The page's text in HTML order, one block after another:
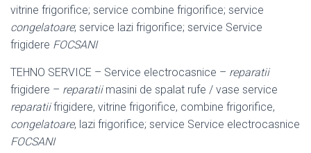
vitrine frigorifice; service combine frigorifice; service
congelatoare; service lazi frigorifice; service Service
frigidere FOCSANI
TEHNO SERVICE – Service electrocasnice – reparatii
frigidere – reparatiimasini de spalat rufe / vase service
reparatiifrigidere, vitrine frigorifice, combine frigorifice,
congelatoare, lazi frigorifice; service Service electrocasnice
FOCSANI